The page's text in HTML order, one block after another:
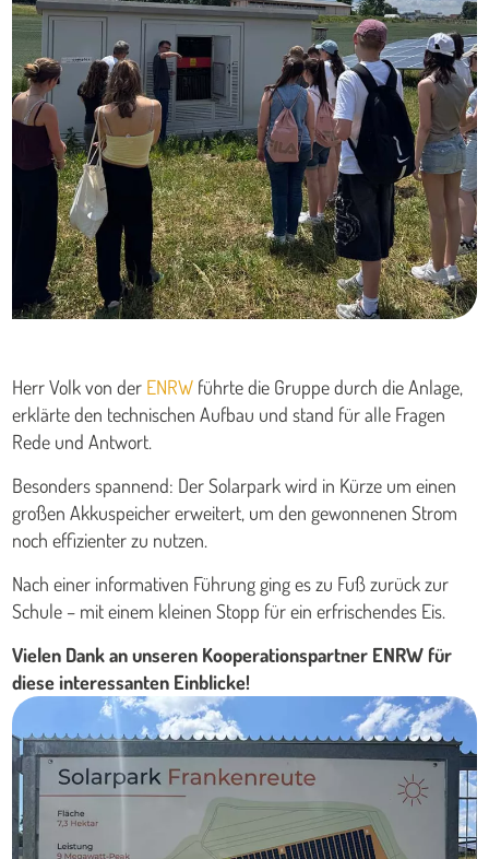
Herr Volk von der ENRW führte die Gruppe durch die Anlage,
erklärte den technischen Aufbau und stand für alle Fragen
Rede und Antwort.
Besonders spannend: Der Solarpark wird in Kürze um einen
großen Akkuspeicher erweitert, um den gewonnenen Strom
noch effizienter zu nutzen.
Nach einer informativen Führung ging es zu Fuß zurück zur
Schule – mit einem kleinen Stopp für ein erfrischendes Eis.
Vielen Dank an unseren Kooperationspartner ENRW für
diese interessanten Einblicke!